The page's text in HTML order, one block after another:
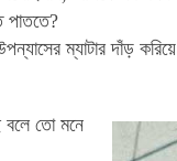
পাততে?
ম্যাটার দাঁড়
বলে তো মনে